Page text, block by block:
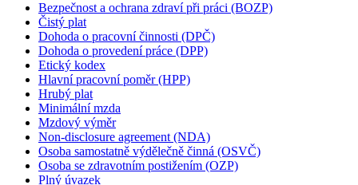
Bezpečnost a ochrana zdraví při práci (BOZP)
Čistý plat
Dohoda o pracovní činnosti (DPČ)
Dohoda o provedení práce (DPP)
Etický kodex
Hlavní pracovní poměr (HPP)
Hrubý plat
Minimální mzda
Mzdový výměr
Non-disclosure agreement (NDA)
Osoba samostatně výdělečně činná (OSVČ)
Osoba se zdravotním postižením (OZP)
Plný úvazek